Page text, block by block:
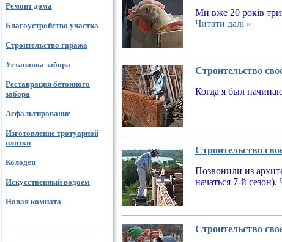
Ремонт дома
Благоустройство участка
Строительство гаража
Установка забора
Реставрация бетонного
забора
Асфальтирование
Изготовление тротуарной
плитки
Колодец
Искусственный водоем
Новая комната
Ми вже 20 років
Читати далі »
Строительство
Когда я был
Строительство
Позвонили из
начаться 7-й сезон).
Строительство